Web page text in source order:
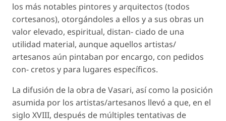
los más notables pintores y arquitectos (todos
cortesanos), otorgándoles a ellos y a sus obras un
valor elevado, espiritual, distan- ciado de una
utilidad material, aunque aquellos artistas/
artesanos aún pintaban por encargo, con pedidos
con- cretos y para lugares específicos.
La difusión de la obra de Vasari, así como la posición
asumida por los artistas/artesanos llevó a que, en el
siglo XVIII, después de múltiples tentativas de